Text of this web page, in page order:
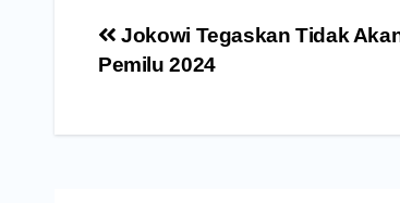
Navigasi
pos
Jokowi Tegaskan Tidak
Pemilu 2024